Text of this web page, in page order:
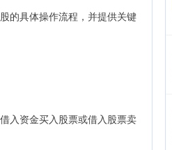
的具体操作流程，并提供关键
入资金买入股票或借入股票卖